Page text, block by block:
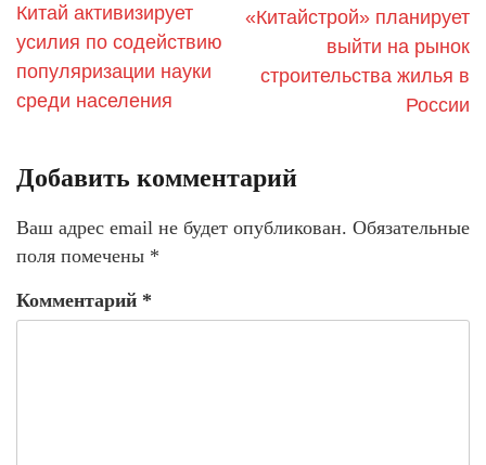
Китай активизирует
усилия по содействию
популяризации науки
среди населения
«Китайстрой» планирует
выйти на рынок
строительства жилья в
России
Добавить комментарий
Ваш адрес email не будет опубликован. Обязательные
поля помечены *
Комментарий *